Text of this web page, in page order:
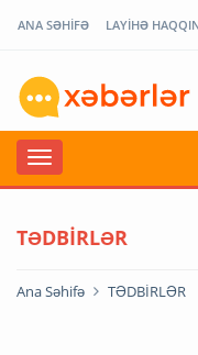
ANA SƏHİFƏ LAYİHƏ
TƏDBİRLƏR
Ana Səhifə TƏDBİRLƏR